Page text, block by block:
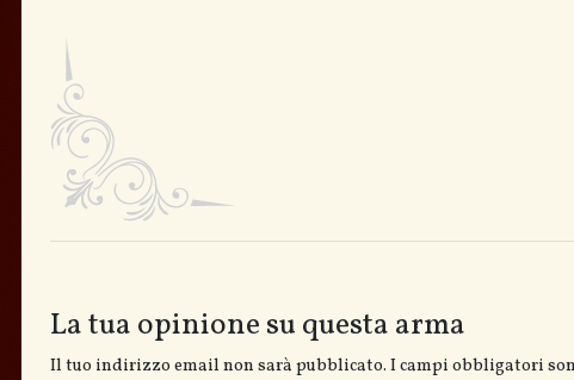
La tua opinione su questa arma
Il tuo indirizzo email non sarà pubblicato. I campi obbligatori